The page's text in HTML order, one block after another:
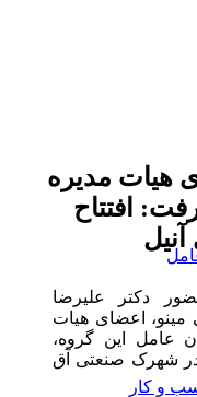
و کار
هیات مدیره
افتتاح
دکتر علیرضا
مینو، اعضای هیات
عامل این گروه،
شهرک صنعتی آق